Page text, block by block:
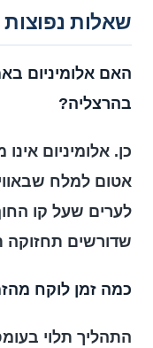
שאלות נפוצות
האם אלומיניום
בהרצליה?
כן. אלומיניום
אטום למלח
לערים שעל קו
שדורשים תחזוקה
כמה זמן לוקח
התהליך תלוי